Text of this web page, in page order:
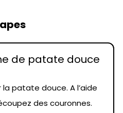
de patate douce
patate douce. A l’aide
des couronnes.